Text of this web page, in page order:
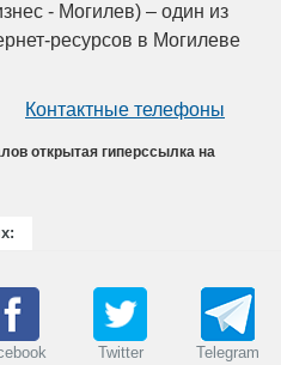
- Могилев) – один из
ресурсов в Могилеве
Контактные телефоны
открытая гиперссылка на
Twitter Telegram